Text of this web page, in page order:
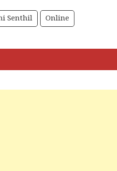
Senthil Online